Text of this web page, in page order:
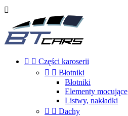

  Części karoserii
  Błotniki
Błotniki
Elementy mocujące
Listwy, nakładki
  Dachy